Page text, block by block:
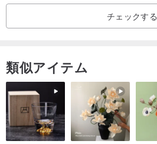
チェックする
類似アイテム